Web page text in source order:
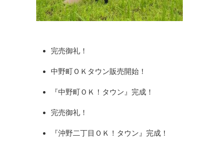
完売御礼！
中野町ＯＫタウン販売開始！
『中野町ＯＫ！タウン』完成！
完売御礼！
『沖野二丁目ＯＫ！タウン』完成！